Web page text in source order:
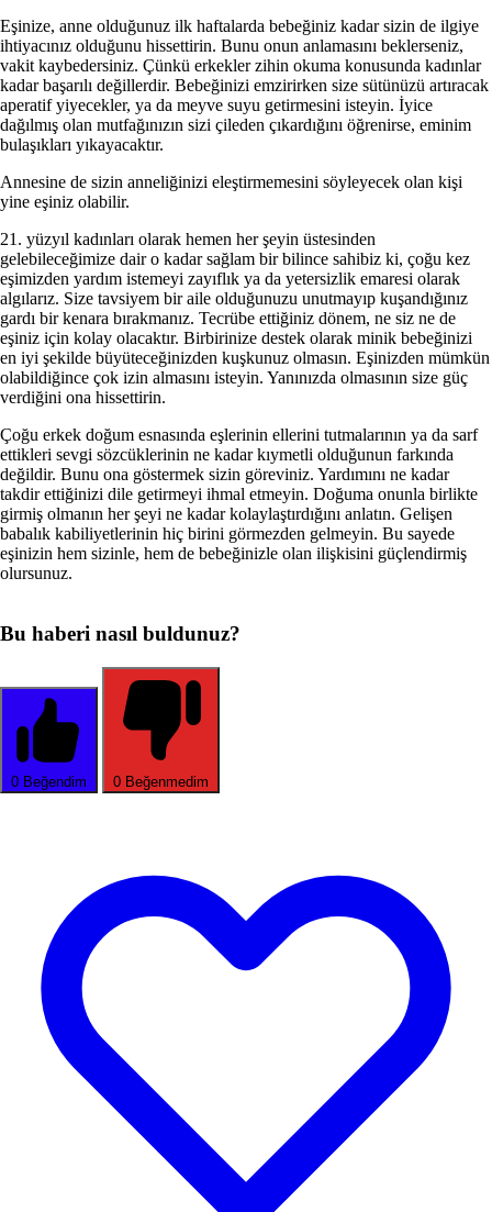
Eşinize, anne olduğunuz ilk haftalarda bebe­ğiniz kadar sizin de ilgiye
ihtiyacınız olduğunu hissettirin. Bunu onun anlamasını beklerseniz,
vakit kaybedersiniz. Çünkü erkekler zihin oku­ma konusunda kadınlar
kadar başarılı değiller­dir. Bebeğinizi emzirirken size sütünüzü artıracak
aperatif yiyecekler, ya da meyve suyu getir­mesini isteyin. İyice
dağılmış olan mutfağınızın sizi çileden çıkardığını öğrenirse, eminim
bula­şıkları yıkayacaktır.
Annesine de sizin anneliğinizi eleştirmeme­sini söyleyecek olan kişi
yine eşiniz olabilir.
21. yüzyıl kadınları olarak hemen her şeyin üstesinden
gelebileceğimize dair o kadar sağ­lam bir bilince sahibiz ki, çoğu kez
eşimizden yardım istemeyi zayıflık ya da yetersizlik ema­resi olarak
algılarız. Size tavsiyem bir aile oldu­ğunuzu unutmayıp kuşandığınız
gardı bir kena­ra bırakmanız. Tecrübe ettiğiniz dönem, ne siz ne de
eşiniz için kolay olacaktır. Birbirinize des­tek olarak minik bebeğinizi
en iyi şekilde büyü­teceğinizden kuşkunuz olmasın. Eşinizden müm­kün
olabildiğince çok izin almasını isteyin. Ya­nınızda olmasının size güç
verdiğini ona hisset­tirin.
Çoğu erkek doğum esnasında eşlerinin elle­rini tutmalarının ya da sarf
ettikleri sevgi söz­cüklerinin ne kadar kıymetli olduğunun farkın­da
değildir. Bunu ona göstermek sizin görevi­niz. Yardımını ne kadar
takdir ettiğinizi dile ge­tirmeyi ihmal etmeyin. Doğuma onunla birlikte
girmiş olmanın her şeyi ne kadar kolaylaştırdı­ğını anlatın. Gelişen
babalık kabiliyetlerinin hiç birini görmezden gelmeyin. Bu sayede
eşinizin hem sizinle, hem de bebeğinizle olan ilişkisini güçlendirmiş
olursunuz.
Bu haberi nasıl buldunuz?
0 Beğendim 0 Beğenmedim